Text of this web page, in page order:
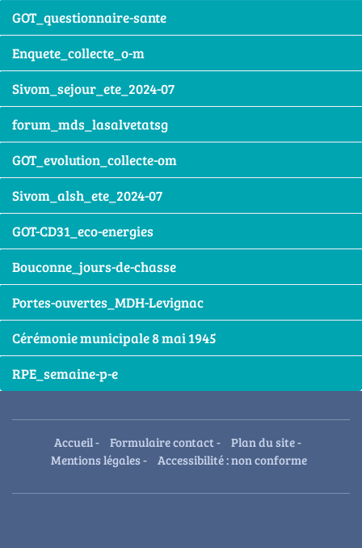
GOT_questionnaire-sante
Enquete_collecte_o-m
Sivom_sejour_ete_2024-07
forum_mds_lasalvetatsg
GOT_evolution_collecte-om
Sivom_alsh_ete_2024-07
GOT-CD31_eco-energies
Bouconne_jours-de-chasse
Portes-ouvertes_MDH-Levignac
Cérémonie municipale 8 mai 1945
RPE_semaine-p-e
Accueil- Formulaire contact- Plan du site-
Mentions légales- Accessibilité : non conforme